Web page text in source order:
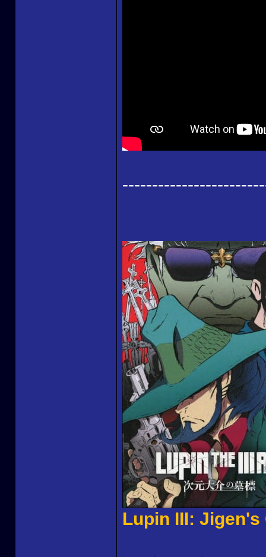
Lupin III: Jigen's